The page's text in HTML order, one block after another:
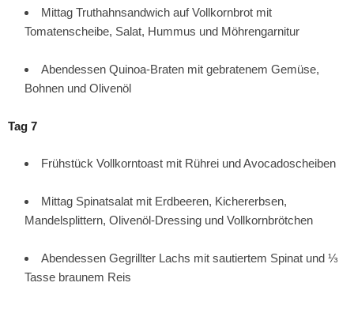
Mittag Truthahnsandwich auf Vollkornbrot mit
Tomatenscheibe, Salat, Hummus und Möhrengarnitur
Abendessen Quinoa-Braten mit gebratenem Gemüse,
Bohnen und Olivenöl
Tag 7
Frühstück Vollkorntoast mit Rührei und Avocadoscheiben
Mittag Spinatsalat mit Erdbeeren, Kichererbsen,
Mandelsplittern, Olivenöl-Dressing und Vollkornbrötchen
Abendessen Gegrillter Lachs mit sautiertem Spinat und ⅓
Tasse braunem Reis